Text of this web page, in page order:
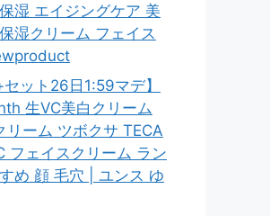
湿 エイジングケア 美
湿クリーム フェイス
セット26日1:59マデ】
生VC美白クリーム
ーム ツボクサ TECA
フェイスクリーム ラン
め 顔 毛穴 | ユンス ゆ